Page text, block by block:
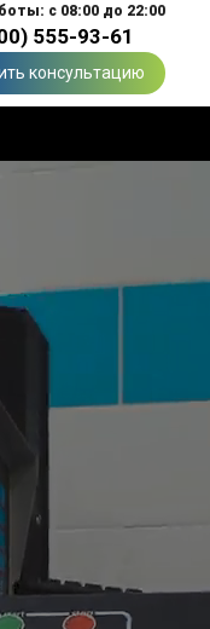
с 08:00 до 22:00
555-93-61
консультацию